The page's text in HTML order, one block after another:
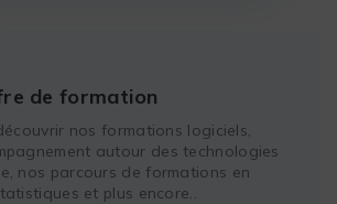
de formation
nos formations logiciels,
autour des technologies
nos parcours de formations en
et plus encore..